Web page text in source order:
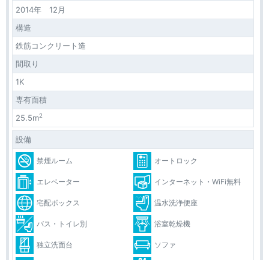
2014年 12月
構造
鉄筋コンクリート造
間取り
1K
専有面積
25.5m2
設備
禁煙ルーム オートロック
エレベーター インターネット・WiFi無料
宅配ボックス 温水洗浄便座
バス・トイレ別 浴室乾燥機
独立洗面台 ソファ